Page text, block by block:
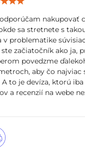
5
nakupovať
sa stretnete s
v problematike
začiatočník ako ja,
povedzme
aby čo najviac
A to je devíza, ktorú
a recenzií na webe